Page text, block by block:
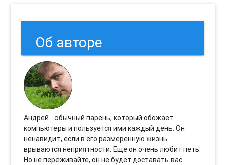
Об авторе
Андрей - обычный парень, который обожает
компьютеры и пользуется ими каждый день. Он
ненавидит, если в его размеренную жизнь
врываются неприятности. Еще он очень любит петь.
Но не переживайте, он не будет доставать вас